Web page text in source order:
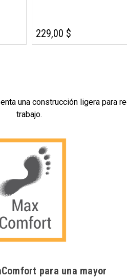
229,00 $
una construcción ligera
trabajo.
para una mayor